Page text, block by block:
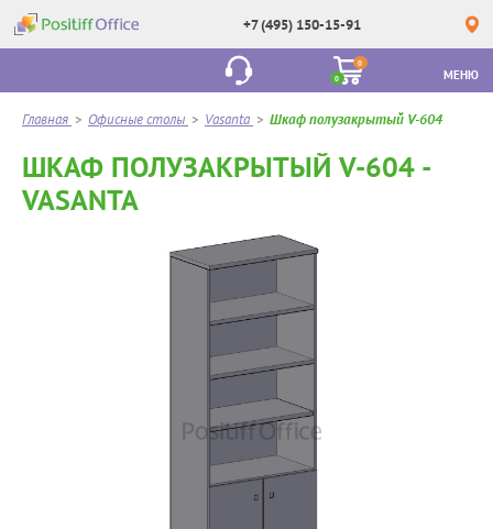
+7 (495) 150-15-91
0
0
МЕНЮ
Главная > Офисные столы > Vasanta > Шкаф полузакрытый V-604
ШКАФ ПОЛУЗАКРЫТЫЙ V-604 -
VASANTA